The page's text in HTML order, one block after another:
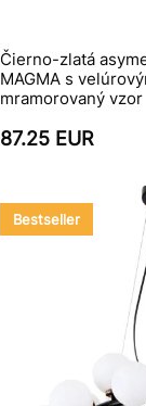
Čierno-zlatá
MAGMA s
mramorovaný vzor
87.25 EUR
Bestseller